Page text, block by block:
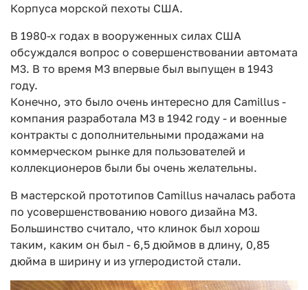
Корпуса морской пехоты США.
В 1980-х годах в вооруженных силах США
обсуждался вопрос о совершенствовании автомата
M3. В то время M3 впервые был выпущен в 1943
году.
Конечно, это было очень интересно для Camillus -
компания разработала M3 в 1942 году - и военные
контракты с дополнительными продажами на
коммерческом рынке для пользователей и
коллекционеров были бы очень желательны.
В мастерской прототипов Camillus началась работа
по усовершенствованию нового дизайна M3.
Большинство считало, что клинок был хорош
таким, каким он был - 6,5 дюймов в длину, 0,85
дюйма в ширину и из углеродистой стали.